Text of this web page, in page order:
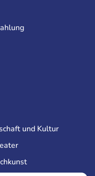
und Kultur